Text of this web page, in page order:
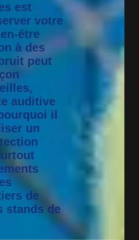
est
votre
être
à des
peut
auditive
il
un
de
stands de